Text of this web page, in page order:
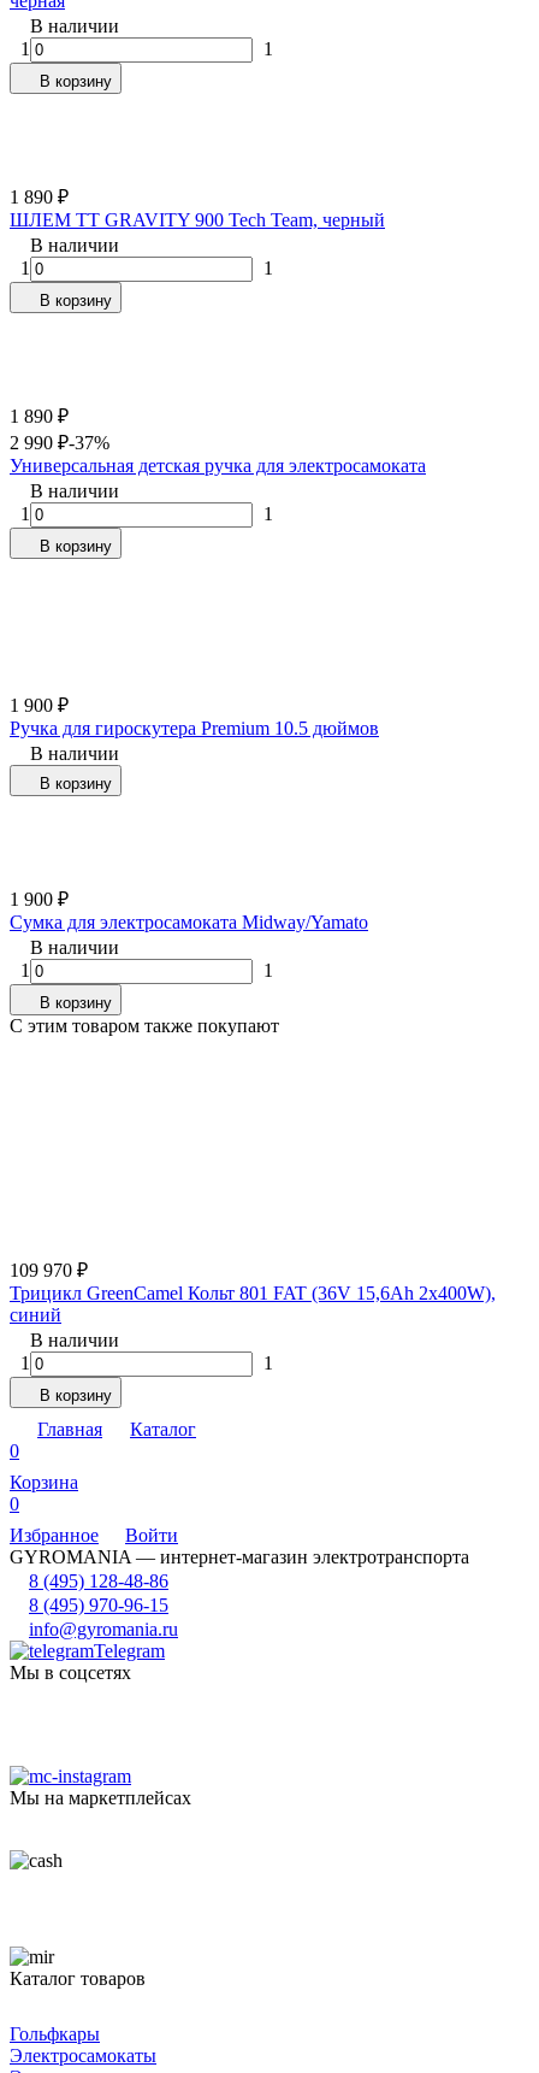
В наличии
1
1
В корзину
1 890 ₽
ШЛЕМ TT GRAVITY 900 Tech Team, черный
В наличии
1
1
В корзину
1 890 ₽
2 990 ₽-37%
Универсальная детская ручка для электросамоката
В наличии
1
1
В корзину
1 900 ₽
Ручка для гироскутера Premium 10.5 дюймов
В наличии
В корзину
1 900 ₽
Сумка для электросамоката Midway/Yamato
В наличии
1
1
В корзину
C этим товаром также покупают
109 970 ₽
Трицикл GreenCamel Кольт 801 FAT (36V 15,6Ah 2x400W),
синий
В наличии
1
1
В корзину
Главная
Каталог
0
Корзина
0
Избранное
Войти
GYROMANIA — интернет-магазин электротранспорта
8 (495) 128-48-86
8 (495) 970-96-15
info@gyromania.ru
Telegram
Мы в соцсетях
Мы на маркетплейсах
Каталог товаров
Гольфкары
Электросамокаты